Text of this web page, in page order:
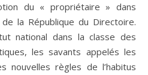
du « propriétaire » dans
la République du Directoire.
national dans la classe des
les savants appelés les
nouvelles règles de l’habitus